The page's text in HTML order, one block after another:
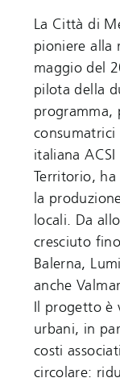
La Città di
pioniere alla
maggio del
pilota della
programma,
consumatrici
italiana
Territorio,
la
locali. Da
cresciuto
Balerna,
anche
Il progetto è
urbani, in
costi
circolare: